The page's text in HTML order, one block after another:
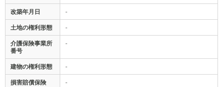
改築年月日 -
土地の権利形態 -
介護保険事業所
番号
-
建物の権利形態 -
損害賠償保険 -